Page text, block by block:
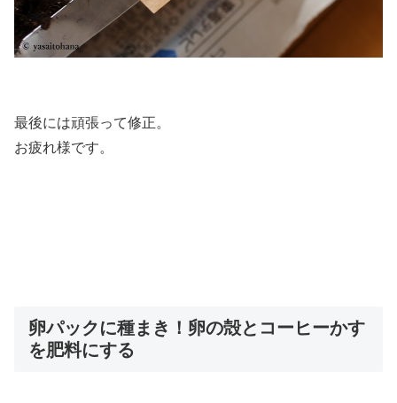
最後には頑張って修正。
お疲れ様です。
卵パックに種まき！卵の殻とコーヒーかす
を肥料にする